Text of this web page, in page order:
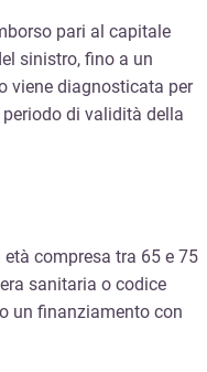
pari al capitale
sinistro, fino a un
viene diagnosticata per
di validità della
compresa tra 65 e 75
sanitaria o codice
un finanziamento con